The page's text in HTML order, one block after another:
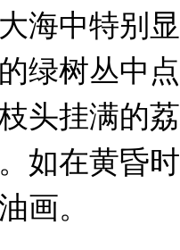
海中特别
绿树丛中
头挂满的
如在黄昏
画。